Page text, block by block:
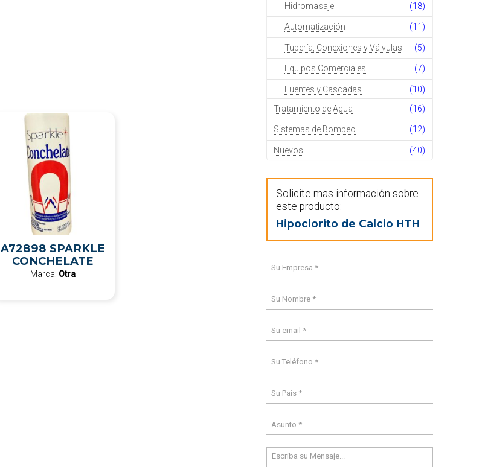
A72898 SPARKLE
CONCHELATE
Marca: Otra
Hidromasaje (18)
Automatización (11)
Tubería, Conexiones y Válvulas (5)
Equipos Comerciales (7)
Fuentes y Cascadas
(10)
Tratamiento de Agua
(16)
Sistemas de Bombeo (12)
Nuevos (40)
Solicite mas información sobre
este producto:
Hipoclorito de Calcio HTH